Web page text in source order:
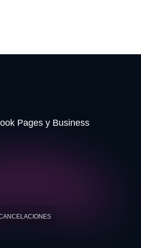
Pages y Business